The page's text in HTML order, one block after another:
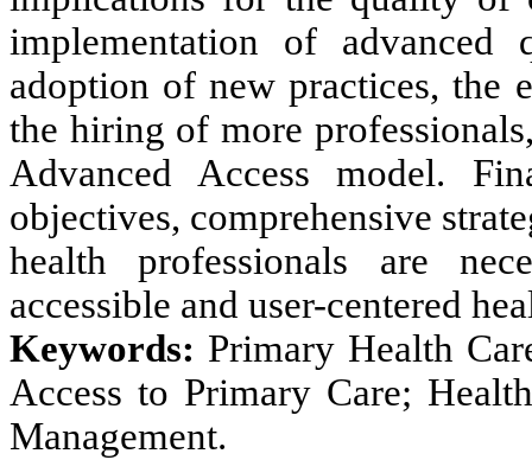
implementation of advanced
adoption of new practices, the
the hiring of more
Advanced Access model.
objectives, comprehensive
health professionals are
accessible and user-centered
Keywords: Primary Health
Access to Primary Care;
Management.